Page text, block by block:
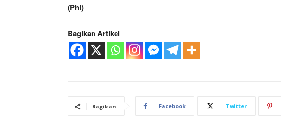
(Phl)
Bagikan Artikel
Bagikan Facebook Twitter